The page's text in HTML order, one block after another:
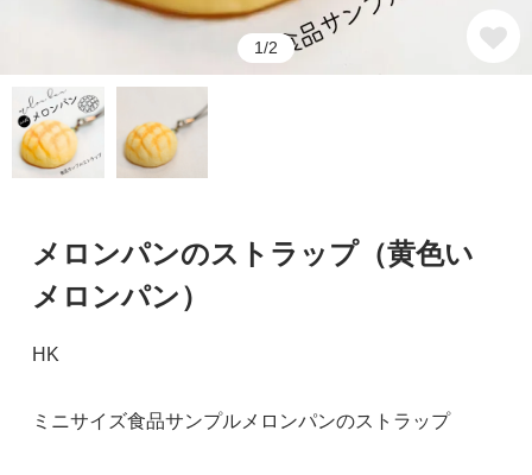
1/2
メロンパンのストラップ（黄色い
メロンパン）
HK
ミニサイズ食品サンプルメロンパンのストラップ